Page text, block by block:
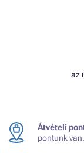
az
Átvételi
pontunk van.